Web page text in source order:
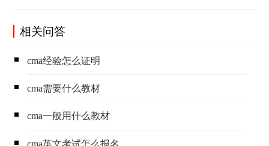
相关问答
cma经验怎么证明
cma需要什么教材
cma一般用什么教材
cma英文考试怎么报名